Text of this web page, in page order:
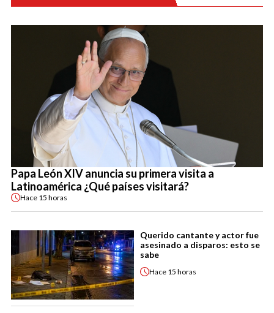
Papa León XIV anuncia su primera visita a
Latinoamérica ¿Qué países visitará?
Hace 15 horas
Querido cantante y actor fue
asesinado a disparos: esto se
sabe
Hace 15 horas